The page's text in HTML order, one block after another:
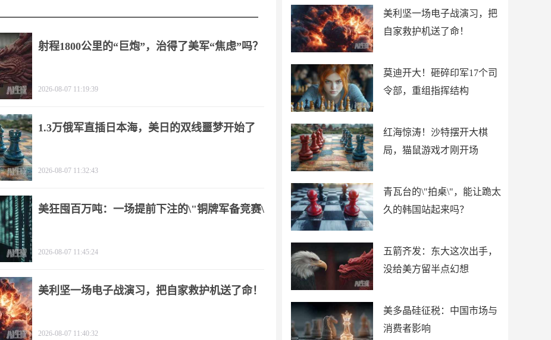
美利坚一场电子战演习，把
自家救护机送了命！
莫迪开大！砸碎印军17个司
令部，重组指挥结构
红海惊涛！沙特摆开大棋
局，猫鼠游戏才刚开场
青瓦台的\"拍桌\"，能让跪太
久的韩国站起来吗？
五箭齐发：东大这次出手，
没给美方留半点幻想
美多晶硅征税：中国市场与
消费者影响
射程1800公里的“巨炮”，治得了美军“焦虑”吗？
2026-08-07 11:19:39
1.3万俄军直插日本海，美日的双线噩梦开始了
2026-08-07 11:32:43
美狂囤百万吨：一场提前下注的\"铜牌军备竞赛\"
2026-08-07 11:45:24
美利坚一场电子战演习，把自家救护机送了命！
2026-08-07 11:40:32